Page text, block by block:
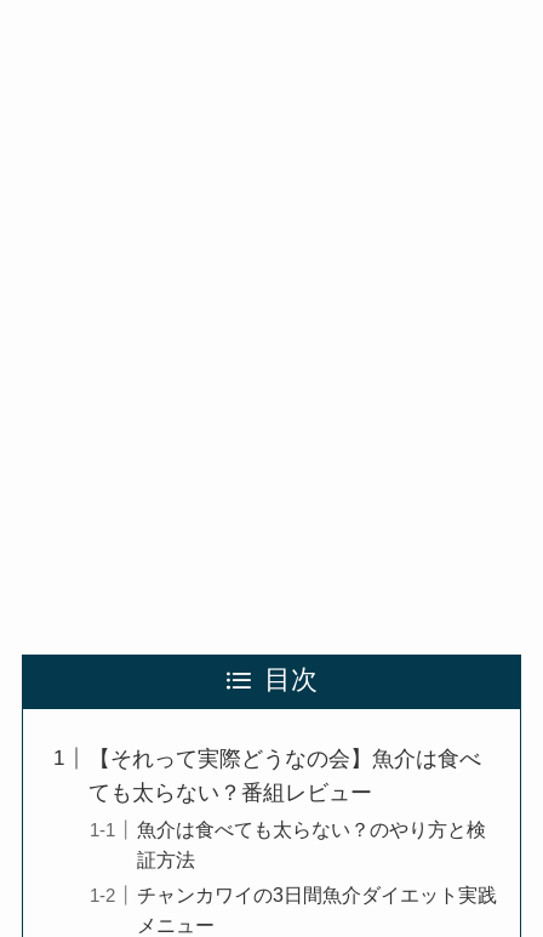
目次
【それって実際どうなの会】魚介は食べ
ても太らない？番組レビュー
魚介は食べても太らない？のやり方と検
証方法
チャンカワイの3日間魚介ダイエット実践
メニュー